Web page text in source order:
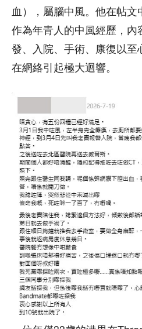
血），屬腦中風。他在帖文
作為年青人的中風經歷，內
發、入院、手術、康復以至
在網絡引起極大迴響。